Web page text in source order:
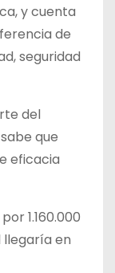
y cuenta
de
seguridad
del
que
eficacia
1.160.000
llegaría en